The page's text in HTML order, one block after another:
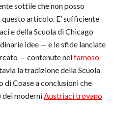
sottile che non posso
articolo. E’ sufficiente
e della Scuola di Chicago
idee — e le sfide lanciate
— contenute nelfamoso
la tradizione della Scuola
Coase a conclusioni che
moderni Austriaci trovano